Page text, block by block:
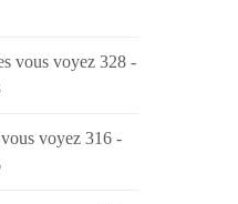
vous voyez 328 -
voyez 316 -